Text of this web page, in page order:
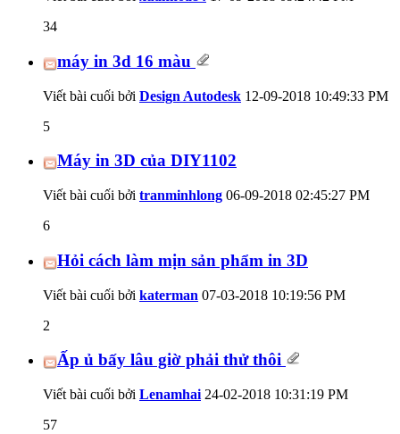
34
máy in 3d 16 màu
Viết bài cuối bởi Design Autodesk 12-09-2018 10:49:33 PM
5
Máy in 3D của DIY1102
Viết bài cuối bởi tranminhlong 06-09-2018 02:45:27 PM
6
Hỏi cách làm mịn sản phẩm in 3D
Viết bài cuối bởi katerman 07-03-2018 10:19:56 PM
2
Ấp ủ bấy lâu giờ phải thử thôi
Viết bài cuối bởi Lenamhai 24-02-2018 10:31:19 PM
57